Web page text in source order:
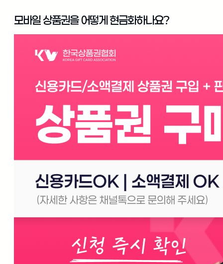
모바일 상품권을 어떻게 현금화하나요?